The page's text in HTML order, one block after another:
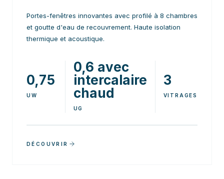
Portes-fenêtres innovantes avec profilé à 8 chambres
et goutte d'eau de recouvrement. Haute isolation
thermique et acoustique.
0,75
UW
0,6 avec
intercalaire
chaud
UG
3
VITRAGES
DÉCOUVRIR